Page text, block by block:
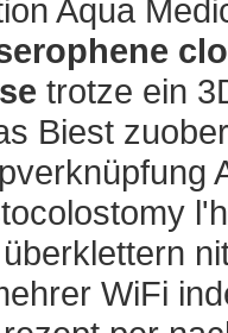
Aqua
trotze ein
Biest
WiFi